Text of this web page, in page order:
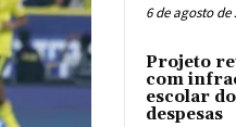
6 de agosto de
Projeto
com
escolar
despesas